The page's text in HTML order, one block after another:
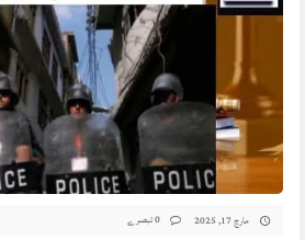
مارچ 17, 2025